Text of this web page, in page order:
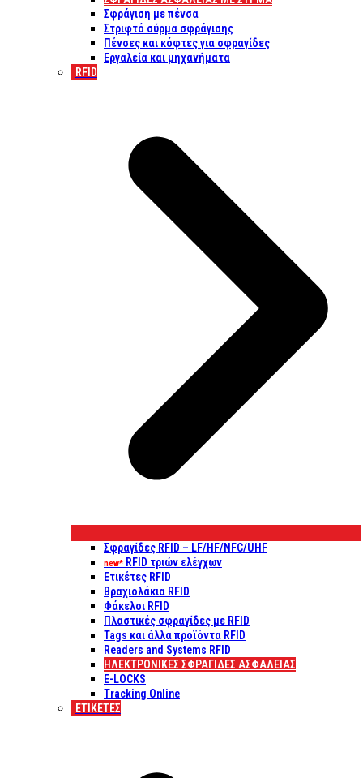
Σφράγιση με πένσα
Στριφτό σύρμα σφράγισης
Πένσες και κόφτες για σφραγίδες
Εργαλεία και μηχανήματα
RFID
Σφραγίδες RFID – LF/HF/NFC/UHF
new* RFID τριών ελέγχων
Ετικέτες RFID
Βραχιολάκια RFID
Φάκελοι RFID
Πλαστικές σφραγίδες με RFID
Tags και άλλα προϊόντα RFID
Readers and Systems RFID
ΗΛΕΚΤΡΟΝΙΚΕΣ ΣΦΡΑΓΙΔΕΣ ΑΣΦΑΛΕΙΑΣ
E-LOCKS
Tracking Online
ΕΤΙΚΈΤΕΣ